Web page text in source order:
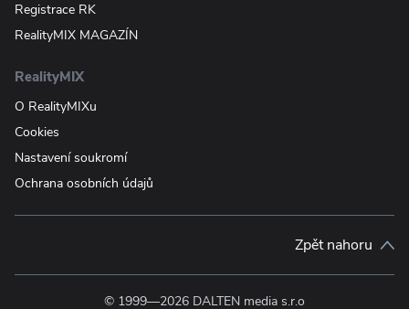
Registrace RK
RealityMIX MAGAZÍN
RealityMIX
O RealityMIXu
Cookies
Nastavení soukromí
Ochrana osobních údajů
Zpět nahoru
© 1999—2026 DALTEN media s.r.o